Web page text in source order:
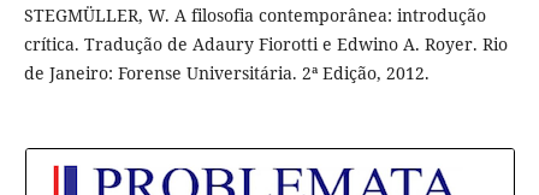
STEGMÜLLER, W. A filosofia contemporânea: introdução
crítica. Tradução de Adaury Fiorotti e Edwino A. Royer. Rio
de Janeiro: Forense Universitária. 2ª Edição, 2012.